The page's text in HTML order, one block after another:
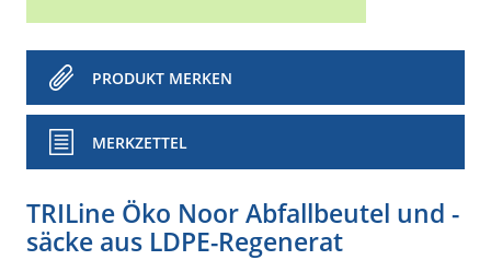
PRODUKT MERKEN
MERKZETTEL
TRILine Öko Noor Abfallbeutel und -
säcke aus LDPE-Regenerat